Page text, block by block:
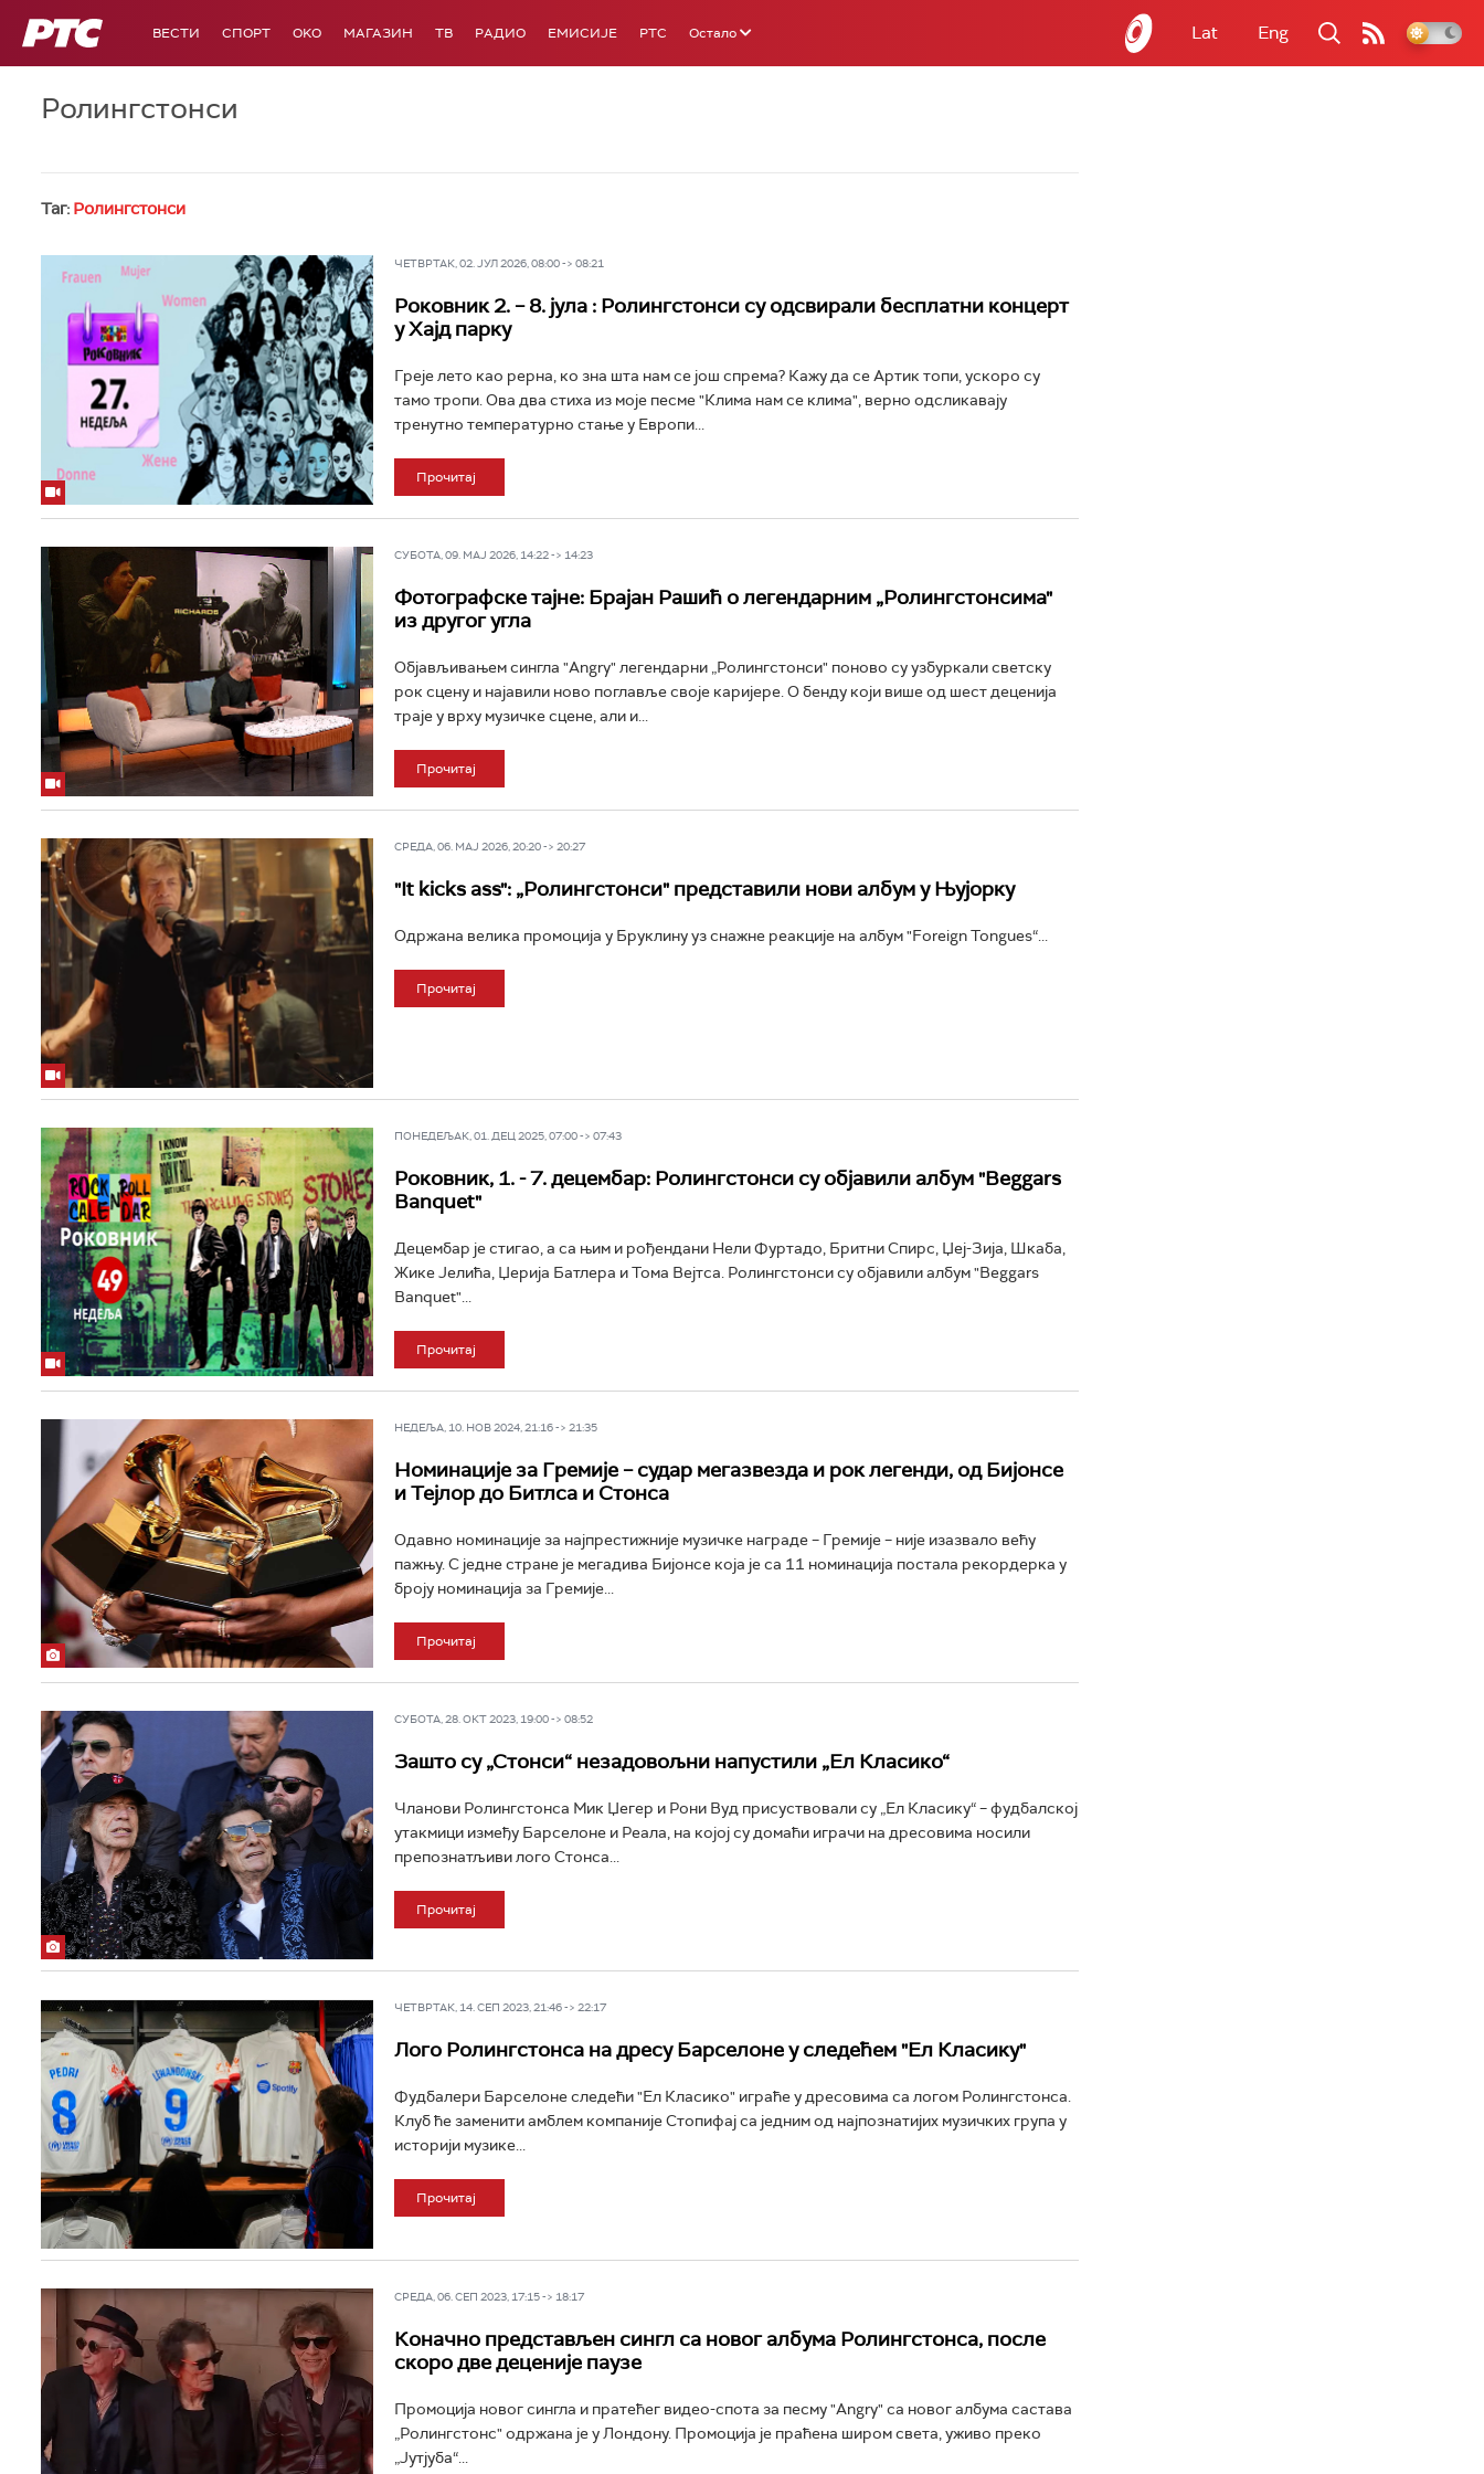
РТС ВЕСТИ СПОРТ OKO МАГАЗИН ТВ РАДИО ЕМИСИЈЕ РТС Остало Lat Eng
Ролингстонси
Таг: Ролингстонси
ЧЕТВРТАК, 02. ЈУЛ 2026, 08:00 -> 08:21
Роковник 2. – 8. јула : Ролингстонси су одсвирали бесплатни концерт
у Хајд парку
Греје лето као рерна, ко зна шта нам се још спрема? Кажу да се Артик топи, ускоро су
тамо тропи. Ова два стиха из моје песме "Клима нам се клима", верно одсликавају
тренутно температурно стање у Европи...
Прочитај
СУБОТА, 09. МАЈ 2026, 14:22 -> 14:23
Фотографске тајне: Брајан Рашић о легендарним „Ролингстонсима"
из другог угла
Објављивањем сингла "Angry" легендарни „Ролингстонси" поново су узбуркали светску
рок сцену и најавили ново поглавље своје каријере. О бенду који више од шест деценија
траје у врху музичке сцене, али и...
Прочитај
СРЕДА, 06. МАЈ 2026, 20:20 -> 20:27
"It kicks ass": „Ролингстонси" представили нови албум у Њујорку
Одржана велика промоција у Бруклину уз снажне реакције на албум "Foreign Tongues“...
Прочитај
ПОНЕДЕЉАК, 01. ДЕЦ 2025, 07:00 -> 07:43
Роковник, 1. - 7. децембар: Ролингстонси су објавили албум "Beggars
Banquet"
Децембар је стигао, а са њим и рођендани Нели Фуртадо, Бритни Спирс, Џеј-Зија, Шкаба,
Жике Јелића, Џерија Батлера и Тома Вејтса. Ролингстонси су објавили албум "Beggars
Banquet"...
Прочитај
НЕДЕЉА, 10. НОВ 2024, 21:16 -> 21:35
Номинације за Гремије – судар мегазвезда и рок легенди, од Бијонсе
и Тејлор до Битлса и Стонса
Одавно номинације за најпрестижније музичке награде – Гремије – није изазвало већу
пажњу. С једне стране је мегадива Бијонсе која је са 11 номинација постала рекордерка у
броју номинација за Гремије...
Прочитај
СУБОТА, 28. ОКТ 2023, 19:00 -> 08:52
Зашто су „Стонси“ незадовољни напустили „Ел Класико“
Чланови Ролингстонса Мик Џегер и Рони Вуд присуствовали су „Ел Класику“ – фудбалској
утакмици између Барселоне и Реала, на којој су домаћи играчи на дресовима носили
препознатљиви лого Стонса...
Прочитај
ЧЕТВРТАК, 14. СЕП 2023, 21:46 -> 22:17
Лого Ролингстонса на дресу Барселоне у следећем "Ел Класику"
Фудбалери Барселоне следећи "Ел Класико" играће у дресовима са логом Ролингстонса.
Клуб ће заменити амблем компаније Стопифај са једним од најпознатијих музичких група у
историји музике...
Прочитај
СРЕДА, 06. СЕП 2023, 17:15 -> 18:17
Коначно представљен сингл са новог албума Ролингстонса, после
скоро две деценије паузе
Промоција новог сингла и пратећег видео-спота за песму "Angry" са новог албума састава
„Ролингстонс" одржана је у Лондону. Промоција је праћена широм света, уживо преко
„Јутјуба“...